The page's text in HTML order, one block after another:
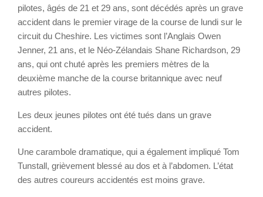
pilotes, âgés de 21 et 29 ans, sont décédés après un grave
accident dans le premier virage de la course de lundi sur le
circuit du Cheshire. Les victimes sont l’Anglais Owen
Jenner, 21 ans, et le Néo-Zélandais Shane Richardson, 29
ans, qui ont chuté après les premiers mètres de la
deuxième manche de la course britannique avec neuf
autres pilotes.
Les deux jeunes pilotes ont été tués dans un grave
accident.
Une carambole dramatique, qui a également impliqué Tom
Tunstall, grièvement blessé au dos et à l’abdomen. L’état
des autres coureurs accidentés est moins grave.